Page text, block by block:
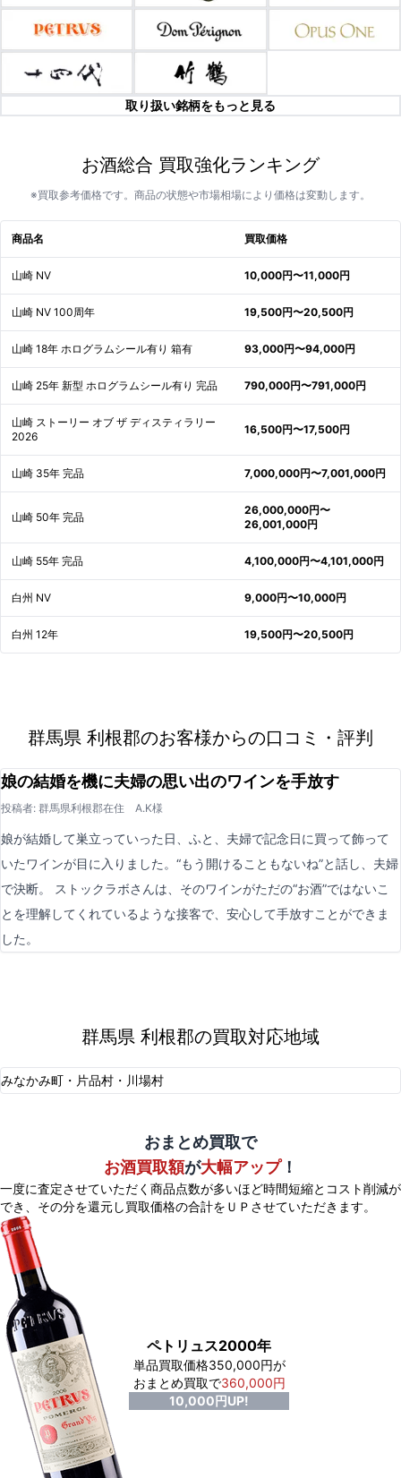
取り扱い銘柄をもっと見る
お酒総合 買取強化ランキング
※買取参考価格です。商品の状態や市場相場により価格は変動します。
商品名 買取価格
山崎 NV 10,000円〜11,000円
山崎 NV 100周年 19,500円〜20,500円
山崎 18年 ホログラムシール有り 箱有 93,000円〜94,000円
山崎 25年 新型 ホログラムシール有り 完品 790,000円〜791,000円
山崎 ストーリー オブ ザ ディスティラリー
2026
16,500円〜17,500円
山崎 35年 完品 7,000,000円〜7,001,000円
山崎 50年 完品
26,000,000円〜
26,001,000円
山崎 55年 完品 4,100,000円〜4,101,000円
白州 NV 9,000円〜10,000円
白州 12年 19,500円〜20,500円
群馬県 利根郡のお客様からの口コミ・評判
娘の結婚を機に夫婦の思い出のワインを手放す
投稿者: 群馬県利根郡在住 A.K様
娘が結婚して巣立っていった日、ふと、夫婦で記念日に買って飾って
いたワインが目に入りました。“もう開けることもないね”と話し、夫婦
で決断。 ストックラボさんは、そのワインがただの“お酒”ではないこ
とを理解してくれているような接客で、安心して手放すことができま
した。
群馬県 利根郡の買取対応地域
みなかみ町・片品村・川場村
おまとめ買取で
お酒買取額が大幅アップ！
一度に査定させていただく商品点数が多いほど時間短縮とコスト削減が
でき、 その分を還元し買取価格の合計をＵＰさせていただきます。
ペトリュス2000年
単品買取価格350,000円が
おまとめ買取で360,000円
10,000円UP!